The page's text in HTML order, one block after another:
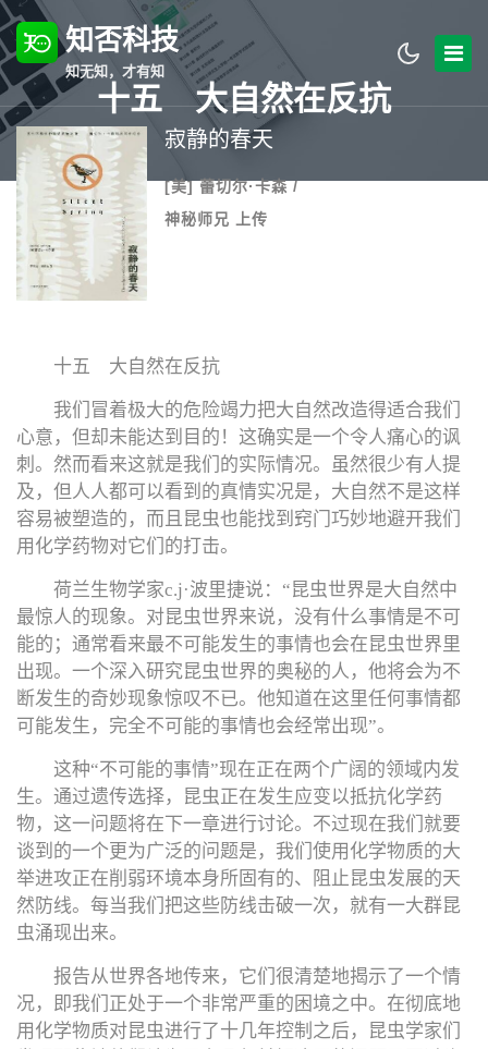
知否科技
知无知，才有知
十五 大自然在反抗
寂静的春天
[美] 蕾切尔·卡森 /
神秘师兄 上传
十五 大自然在反抗
我们冒着极大的危险竭力把大自然改造得适合我们
心意，但却未能达到目的！这确实是一个令人痛心的讽
刺。然而看来这就是我们的实际情况。虽然很少有人提
及，但人人都可以看到的真情实况是，大自然不是这样
容易被塑造的，而且昆虫也能找到窍门巧妙地避开我们
用化学药物对它们的打击。
荷兰生物学家c.j·波里捷说：“昆虫世界是大自然中
最惊人的现象。对昆虫世界来说，没有什么事情是不可
能的；通常看来最不可能发生的事情也会在昆虫世界里
出现。一个深入研究昆虫世界的奥秘的人，他将会为不
断发生的奇妙现象惊叹不已。他知道在这里任何事情都
可能发生，完全不可能的事情也会经常出现”。
这种“不可能的事情”现在正在两个广阔的领域内发
生。通过遗传选择，昆虫正在发生应变以抵抗化学药
物，这一问题将在下一章进行讨论。不过现在我们就要
谈到的一个更为广泛的问题是，我们使用化学物质的大
举进攻正在削弱环境本身所固有的、阻止昆虫发展的天
然防线。每当我们把这些防线击破一次，就有一大群昆
虫涌现出来。
报告从世界各地传来，它们很清楚地揭示了一个情
况，即我们正处于一个非常严重的困境之中。在彻底地
用化学物质对昆虫进行了十几年控制之后，昆虫学家们